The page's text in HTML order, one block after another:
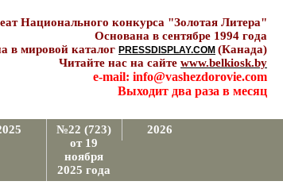
Национального конкурса "Золотая Литера"
Основана в сентябре 1994 года
в мировой каталог PRESSDISPLAY.COM (Канада)
Читайте нас на сайте www.belkiosk.by
e-mail: info@vashezdorovie.com
Выходит два раза в месяц
№22 (723)
от 19
ноября
2025 года
2026